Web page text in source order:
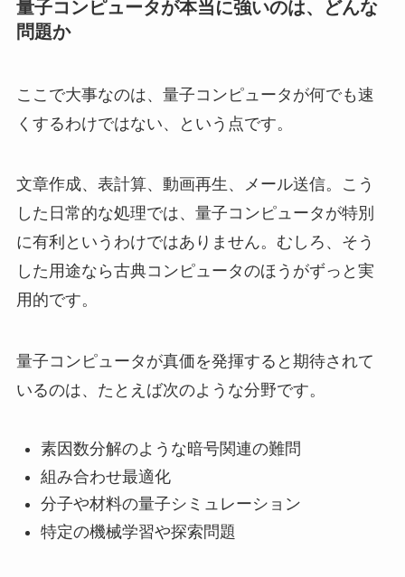
量子コンピュータが本当に強いのは、どんな
問題か
ここで大事なのは、量子コンピュータが何でも速
くするわけではない、という点です。
文章作成、表計算、動画再生、メール送信。こう
した日常的な処理では、量子コンピュータが特別
に有利というわけではありません。むしろ、そう
した用途なら古典コンピュータのほうがずっと実
用的です。
量子コンピュータが真価を発揮すると期待されて
いるのは、たとえば次のような分野です。
素因数分解のような暗号関連の難問
組み合わせ最適化
分子や材料の量子シミュレーション
特定の機械学習や探索問題